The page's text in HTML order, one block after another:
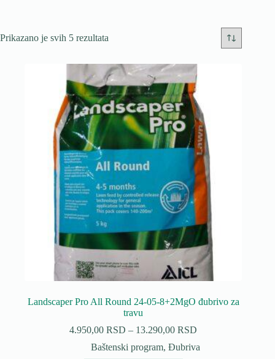
Prikazano je svih 5 rezultata
Landscaper Pro All Round 24-05-8+2MgO đubrivo za
travu
4.950,00RSD – 13.290,00RSD
od
Baštenski program,Đubriva